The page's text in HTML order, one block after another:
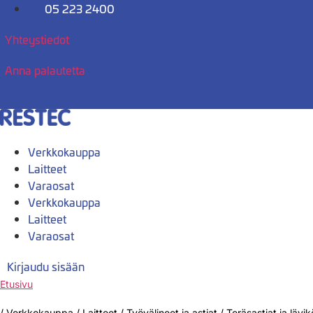
Mene
05 223 2400
Yhteystiedot
Anna palautetta
Verkkokauppa
Laitteet
Varaosat
Verkkokauppa
Laitteet
Varaosat
Kirjaudu sisään
Etusivu